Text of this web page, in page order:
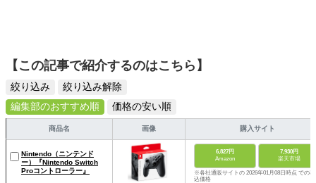
【この記事で紹介するのはこちら】
絞り込み
絞り込み解除
編集部のおすすめ順
価格の安い順
商品名 画像 購入サイト
Nintendo（ニンテンド
ー）『Nintendo Switch
Proコントローラー』
6,827円
Amazon
7,930円
楽天市場
※各社通販サイトの 2026年01月08日時点 での税
込価格